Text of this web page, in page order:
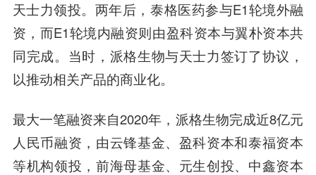
天士力领投。两年后，泰格医药参与E1轮境外融
资，而E1轮境内融资则由盈科资本与翼朴资本共
同完成。当时，派格生物与天士力签订了协议，
以推动相关产品的商业化。
最大一笔融资来自2020年，派格生物完成近8亿元
人民币融资，由云锋基金、盈科资本和泰福资本
等机构领投，前海母基金、元生创投、中鑫资本